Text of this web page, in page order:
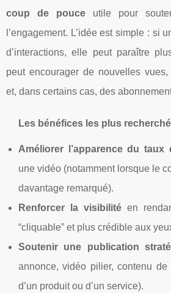
coup de pouce utile pour
l’engagement. L’idée est simple : si
d’interactions, elle peut paraître
peut encourager de nouvelles
et, dans certains cas, des
Les bénéfices les plus
Améliorer l’apparence du taux
une vidéo (notamment lorsque le
davantage remarqué).
Renforcer la visibilitéen
“cliquable” et plus crédible aux
Soutenir une publication
annonce, vidéo pilier, contenu de
d’un produit ou d’un service).